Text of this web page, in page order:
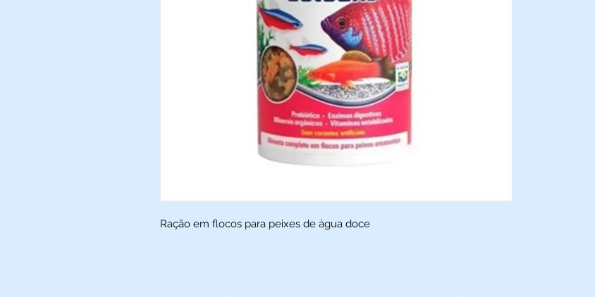
Ração em flocos para peixes de água doce